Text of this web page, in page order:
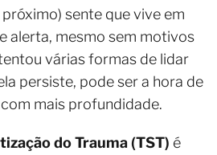
sente que vive em
alerta, mesmo sem motivos
várias formas de lidar
persiste, pode ser a hora de
mais profundidade.
do Trauma (TST) é